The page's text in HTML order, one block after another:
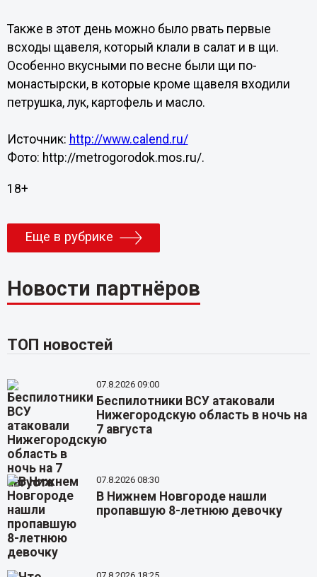
Также в этот день можно было рвать первые
всходы щавеля, который клали в салат и в щи.
Особенно вкусными по весне были щи по-
монастырски, в которые кроме щавеля входили
петрушка, лук, картофель и масло.
Источник: http://www.calend.ru/
Фото: http://metrogorodok.mos.ru/.
18+
Еще в рубрике
Новости партнёров
ТОП новостей
07.8.2026 09:00
Беспилотники ВСУ атаковали
Нижегородскую область в ночь на
7 августа
07.8.2026 08:30
В Нижнем Новгороде нашли
пропавшую 8-летнюю девочку